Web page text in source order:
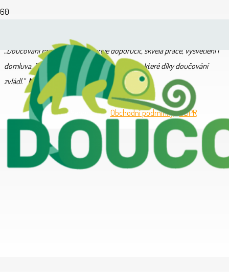
„Doučování Přerov mohu jen vřele doporučit, skvělá práce, vysvětlení i
domluva. Syna připravili výborně na zkoušky, které díky doučování
zvládl.“ Marcela W.
Doučování Přerov 2021 • Obchodní podmínky•GDPR